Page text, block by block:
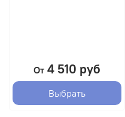
От 4 510 руб
Выбрать